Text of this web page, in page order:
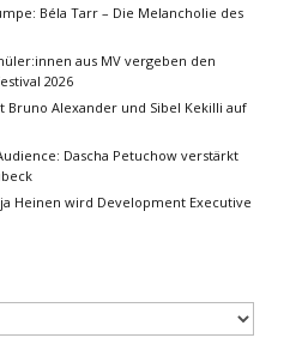
Béla Tarr – Die Melancholie des
aus MV vergeben den
2026
Bruno Alexander und Sibel Kekilli auf
Dascha Petuchow verstärkt
Heinen wird Development Executive